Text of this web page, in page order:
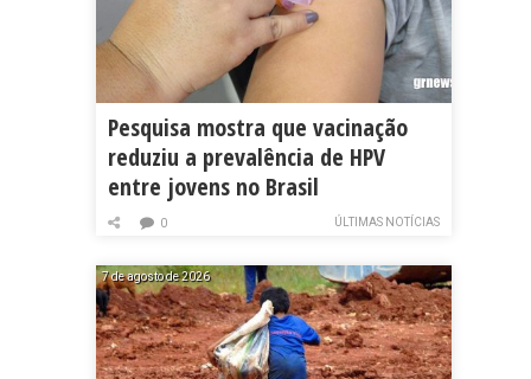
Pesquisa mostra que vacinação
reduziu a prevalência de HPV
entre jovens no Brasil
ÚLTIMAS NOTÍCIAS
0
7 de agosto de 2026